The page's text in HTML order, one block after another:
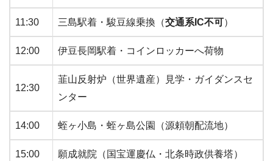
11:30 三島駅着・駿豆線乗換（交通系IC不可）
12:00 伊豆長岡駅着・コインロッカーへ荷物
12:30
韮山反射炉（世界遺産）見学・ガイダンスセ
ンター
14:00 蛭ヶ小島・蛭ヶ島公園（源頼朝配流地）
15:00 願成就院（国宝運慶仏・北条時政供養塔）